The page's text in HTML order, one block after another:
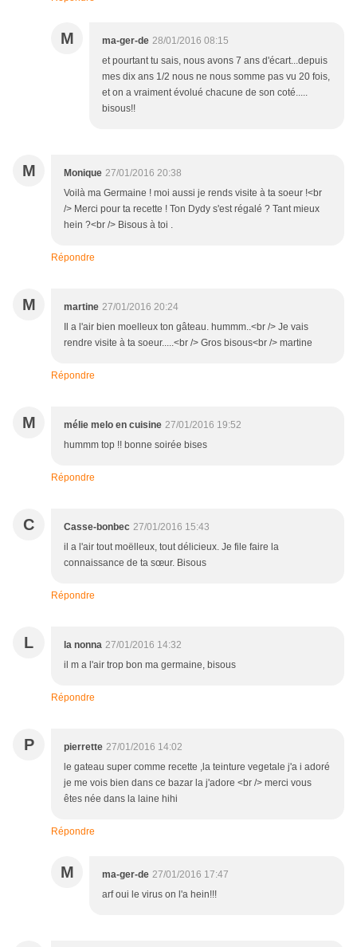
M ma-ger-de 28/01/2016 08:15
et pourtant tu sais, nous avons 7 ans d'écart...depuis
mes dix ans 1/2 nous ne nous somme pas vu 20 fois,
et on a vraiment évolué chacune de son coté.....
bisous!!
M Monique 27/01/2016 20:38
Voilà ma Germaine ! moi aussi je rends visite à ta soeur !<br
/> Merci pour ta recette ! Ton Dydy s'est régalé ? Tant mieux
hein ?<br /> Bisous à toi .
Répondre
M martine 27/01/2016 20:24
Il a l'air bien moelleux ton gâteau. hummm..<br /> Je vais
rendre visite à ta soeur.....<br /> Gros bisous<br /> martine
Répondre
M mélie melo en cuisine 27/01/2016 19:52
hummm top !! bonne soirée bises
Répondre
C Casse-bonbec 27/01/2016 15:43
il a l'air tout moëlleux, tout délicieux. Je file faire la
connaissance de ta sœur. Bisous
Répondre
L la nonna 27/01/2016 14:32
il m a l'air trop bon ma germaine, bisous
Répondre
P pierrette 27/01/2016 14:02
le gateau super comme recette ,la teinture vegetale j'a i adoré
je me vois bien dans ce bazar la j'adore <br /> merci vous
êtes née dans la laine hihi
Répondre
M ma-ger-de 27/01/2016 17:47
arf oui le virus on l'a hein!!!